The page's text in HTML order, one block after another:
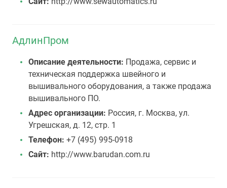
АдлинПром
Описание деятельности: Продажа, сервис и
техническая поддержка швейного и
вышивального оборудования, а также продажа
вышивального ПО.
Адрес организации: Россия, г. Москва, ул.
Угрешская, д. 12, стр. 1
Телефон: +7 (495) 995-0918
Сайт: http://www.barudan.com.ru